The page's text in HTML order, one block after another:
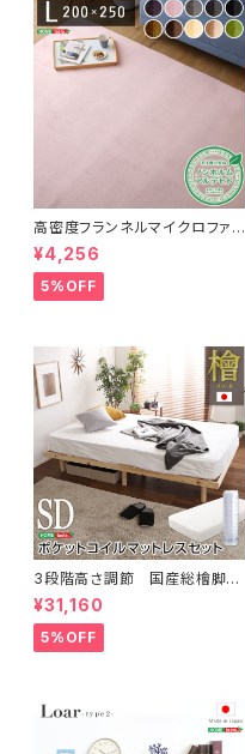
高密度フランネルマイクロファイ
バー・ラグマットLサイズ（200×2
50cm）洗えるラグマット｜ナル
トレア
¥4,256
5%OFF
3段階高さ調節 国産総檜脚付
きすのこベッド 【Pierna-ピエル
ナ-】(ポケットコイルロールマッ
トレス付き) セミダブル
¥31,160
5%OFF